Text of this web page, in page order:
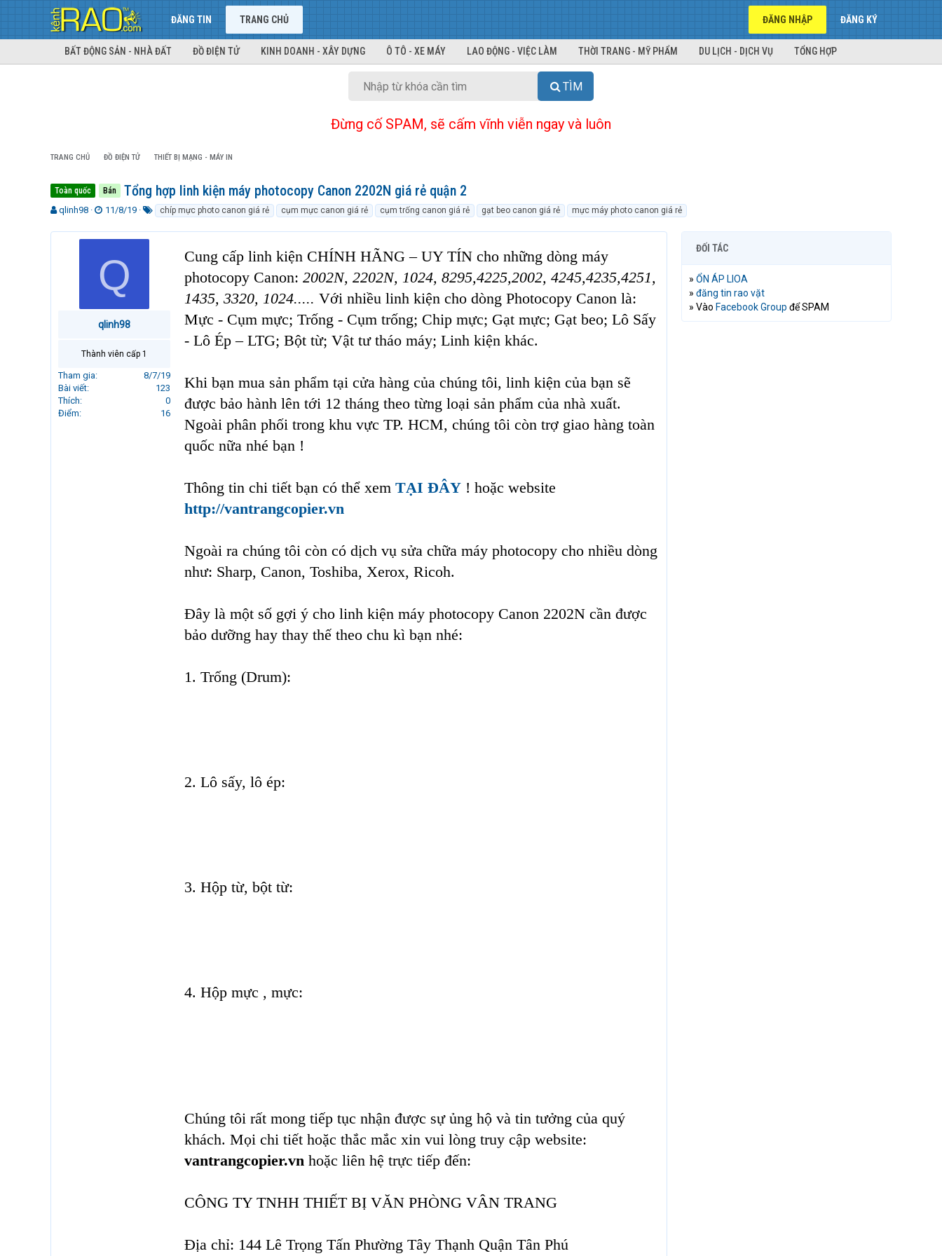
ĐĂNG TIN TRANG CHỦ ĐĂNG NHẬP ĐĂNG KÝ
BẤT ĐỘNG SẢN - NHÀ ĐẤT ĐỒ ĐIỆN TỬ KINH DOANH - XÂY DỰNG Ô TÔ - XE MÁY LAO ĐỘNG - VIỆC LÀM THỜI TRANG - MỸ PHẨM DU LỊCH - DỊCH VỤ TỔNG HỢP
TÌM
Đừng cố SPAM, sẽ cấm vĩnh viễn ngay và luôn
TRANG CHỦ ĐỒ ĐIỆN TỬ THIẾT BỊ MẠNG - MÁY IN
Toàn quốc Bán Tổng hợp linh kiện máy photocopy Canon 2202N giá rẻ quận 2
T
r
qlinh98
N
à
g
ử
i
11/8/19
k
chíp mực photo canon giá rẻ cụm mực canon giá rẻ cụm trống canon giá rẻ gạt beo canon giá rẻ mực máy photo canon giá rẻ
Q
qlinh98
Thành viên cấp 1
Tham gia
8/7/19
Bài viết
123
Thích
0
Điểm
16
Cung cấp linh kiện CHÍNH HÃNG – UY TÍN cho những dòng máy
photocopy Canon: 2002N, 2202N, 1024, 8295,4225,2002, 4245,4235,4251,
1435, 3320, 1024..... Với nhiều linh kiện cho dòng Photocopy Canon là:
Mực - Cụm mực; Trống - Cụm trống; Chip mực; Gạt mực; Gạt beo; Lô Sấy
- Lô Ép – LTG; Bột từ; Vật tư tháo máy; Linh kiện khác.
Khi bạn mua sản phẩm tại cửa hàng của chúng tôi, linh kiện của bạn sẽ
được bảo hành lên tới 12 tháng theo từng loại sản phẩm của nhà xuất.
Ngoài phân phối trong khu vực TP. HCM, chúng tôi còn trợ giao hàng toàn
quốc nữa nhé bạn !
Thông tin chi tiết bạn có thể xem TẠI ĐÂY ! hoặc website
http://vantrangcopier.vn
Ngoài ra chúng tôi còn có dịch vụ sửa chữa máy photocopy cho nhiều dòng
như: Sharp, Canon, Toshiba, Xerox, Ricoh.
Đây là một số gợi ý cho linh kiện máy photocopy Canon 2202N cần được
bảo dưỡng hay thay thế theo chu kì bạn nhé:
1. Trống (Drum):
2. Lô sấy, lô ép:
3. Hộp từ, bột từ:
4. Hộp mực , mực:
Chúng tôi rất mong tiếp tục nhận được sự ủng hộ và tin tưởng của quý
khách. Mọi chi tiết hoặc thắc mắc xin vui lòng truy cập website:
vantrangcopier.vn hoặc liên hệ trực tiếp đến:
CÔNG TY TNHH THIẾT BỊ VĂN PHÒNG VÂN TRANG
Địa chỉ: 144 Lê Trọng Tấn Phường Tây Thạnh Quận Tân Phú
ĐỐI TÁC
» ỔN ÁP LIOA
» đăng tin rao vặt
» Vào Facebook Group để SPAM